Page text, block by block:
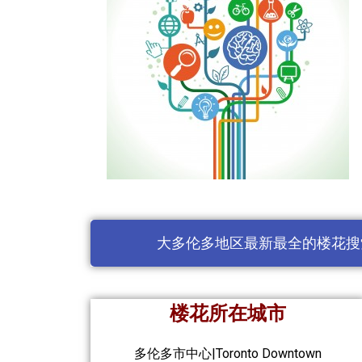
大多伦多地区最新最全的楼花
楼花所在城市
多伦多市中心|Toronto Downtown